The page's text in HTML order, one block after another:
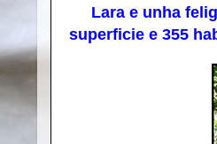
Lara e unha
superficie e 355